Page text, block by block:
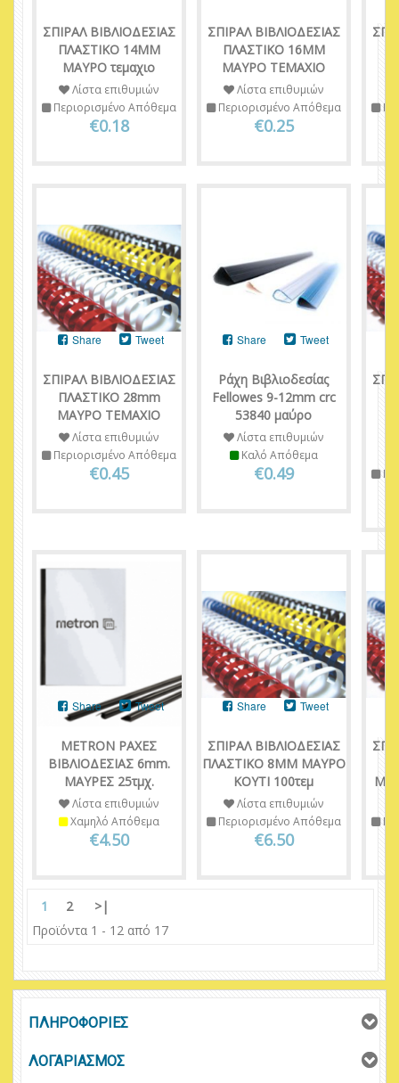
ΣΠΙΡΑΛ ΒΙΒΛΙΟΔΕΣΙΑΣ
ΠΛΑΣΤΙΚΟ 14ΜΜ
ΜΑΥΡΟ τεμαχιο
Λίστα επιθυμιών
Περιορισμένο Απόθεμα
€0.18
ΣΠΙΡΑΛ ΒΙΒΛΙΟΔΕΣΙΑΣ
ΠΛΑΣΤΙΚΟ 16ΜΜ
ΜΑΥΡΟ ΤΕΜΑΧΙΟ
Λίστα επιθυμιών
Περιορισμένο Απόθεμα
€0.25
ΣΠΙΡΑΛ ΒΙΒΛΙΟΔΕΣΙΑΣ
ΠΛΑΣΤΙΚΟ 28mm
ΜΑΥΡΟ ΤΕΜΑΧΙΟ
Share Tweet
Λίστα επιθυμιών
Περιορισμένο Απόθεμα
€0.45
Ράχη Βιβλιοδεσίας
Fellowes 9-12mm crc
53840 μαύρο
Share Tweet
Λίστα επιθυμιών
Καλό Απόθεμα
€0.49
METRON ΡΑΧΕΣ
ΒΙΒΛΙΟΔΕΣΙΑΣ 6mm.
ΜΑΥΡΕΣ 25τμχ.
Share Tweet
Λίστα επιθυμιών
Χαμηλό Απόθεμα
€4.50
ΣΠΙΡΑΛ ΒΙΒΛΙΟΔΕΣΙΑΣ
ΠΛΑΣΤΙΚΟ 8ΜΜ ΜΑΥΡΟ
ΚΟΥΤΙ 100τεμ
Share Tweet
Λίστα επιθυμιών
Περιορισμένο Απόθεμα
€6.50
1 2
>|
Προϊόντα 1 - 12 από 17
ΠΛΗΡΟΦΟΡΙΕΣ
ΛΟΓΑΡΙΑΣΜΟΣ